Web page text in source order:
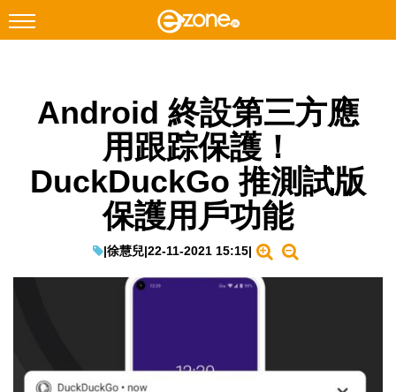
Facebook Instagram
網絡生活
EduTech
Enterprise Digital Transformation
Android 終設第三方應
用跟踪保護！
DuckDuckGo 推測試版
保護用戶功能
|徐慧兒|22-11-2021 15:15|